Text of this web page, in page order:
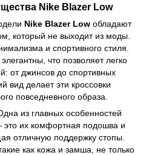
Nike Blazer Low
Nike Blazer Low обладают
который не выходит из моды.
и спортивного стиля.
что позволяет легко
от джинсов до спортивных
вид делает эти кроссовки
повседневного образа.
из главных особенностей
их комфортная подошва и
отличную поддержку стопы.
как кожа и замша, не только